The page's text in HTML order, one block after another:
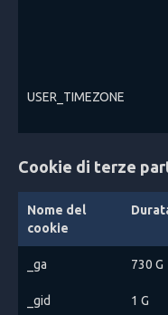
USER_TIMEZONE
Cookie di terze
Nome del
cookie
_ga 730 G
_gid 1 G